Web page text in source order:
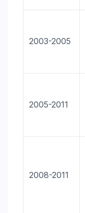
2003-2005
2005-2011
2008-2011